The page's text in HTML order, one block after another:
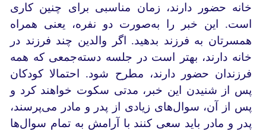
خانه حضور دارند، زمان مناسبی برای چنین کاری
است. این خبر را به‌صورت دو نفره، یعنی همراه
همسرتان به فرزند بدهید. اگر والدین چند فرزند در
خانه دارند، بهتر است در جلسه دسته‌جمعی که همه
فرزندان حضور دارند، مطرح شود. احتمالا کودکان
پس از شنیدن این خبر، مدتی سکوت خواهند کرد و
پس از آن، سوال‌های زیادی از پدر و مادر می‌پرسند،
پدر و مادر باید سعی کنند با آرامش به تمام سوال‌ها